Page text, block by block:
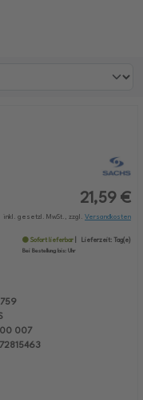
21,59 €
inkl. gesetzl. MwSt., zzgl. Versandkosten
Sofort lieferbar Lieferzeit:
Tag(e)
Bei Bestellung bis: Uhr
007